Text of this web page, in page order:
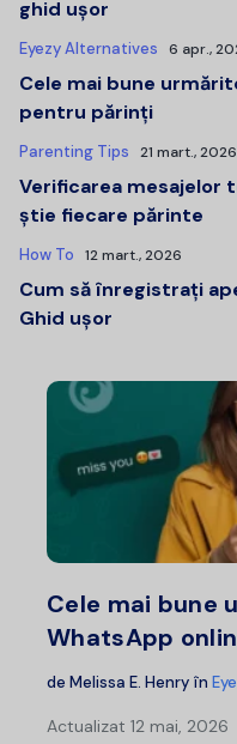
ghid ușor
Eyezy Alternatives 6 apr.,
Cele mai bune
pentru părinți
Parenting Tips 21 mart., 2026
Verificarea mesajelor
știe fiecare părinte
How To 12 mart., 2026
Cum să înregistrați
Ghid ușor
Cele mai bune
WhatsApp
de Melissa E. Henry în
Actualizat 12 mai, 2026